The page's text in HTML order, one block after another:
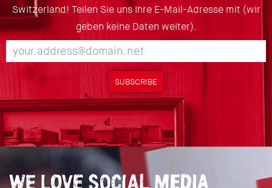
Switzerland! Teilen Sie uns Ihre E-Mail-Adresse mit (wir
geben keine Daten weiter).
SUBSCRIBE